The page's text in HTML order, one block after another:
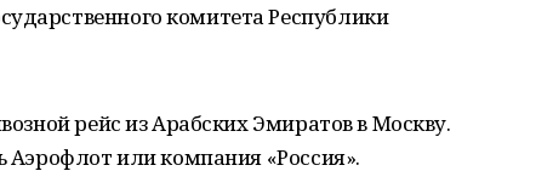
комитета Республики
рейс из Арабских Эмиратов в Москву.
Аэрофлот или компания «Россия».